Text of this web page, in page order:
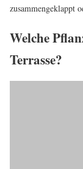
zusammengeklappt
Welche
Terrasse?